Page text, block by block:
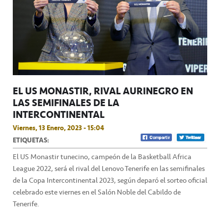
EL US MONASTIR, RIVAL AURINEGRO EN
LAS SEMIFINALES DE LA
INTERCONTINENTAL
Viernes, 13 Enero, 2023 - 15:04
ETIQUETAS:
El US Monastir tunecino, campeón de la Basketball Africa
League 2022, será el rival del Lenovo Tenerife en las semifinales
de la Copa Intercontinental 2023, según deparó el sorteo oficial
celebrado este viernes en el Salón Noble del Cabildo de
Tenerife.